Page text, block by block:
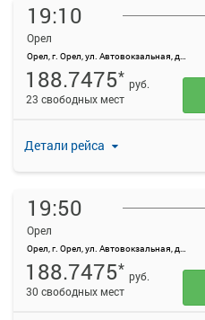
19:10
Орел
Орел, г. Орел, ул. Автовокзальная, д. 1
Детали рейса
188.7475* руб.
23 свободных мест
19:50
Орел
Орел, г. Орел, ул. Автовокзальная, д. 1
188.7475* руб.
30 свободных мест